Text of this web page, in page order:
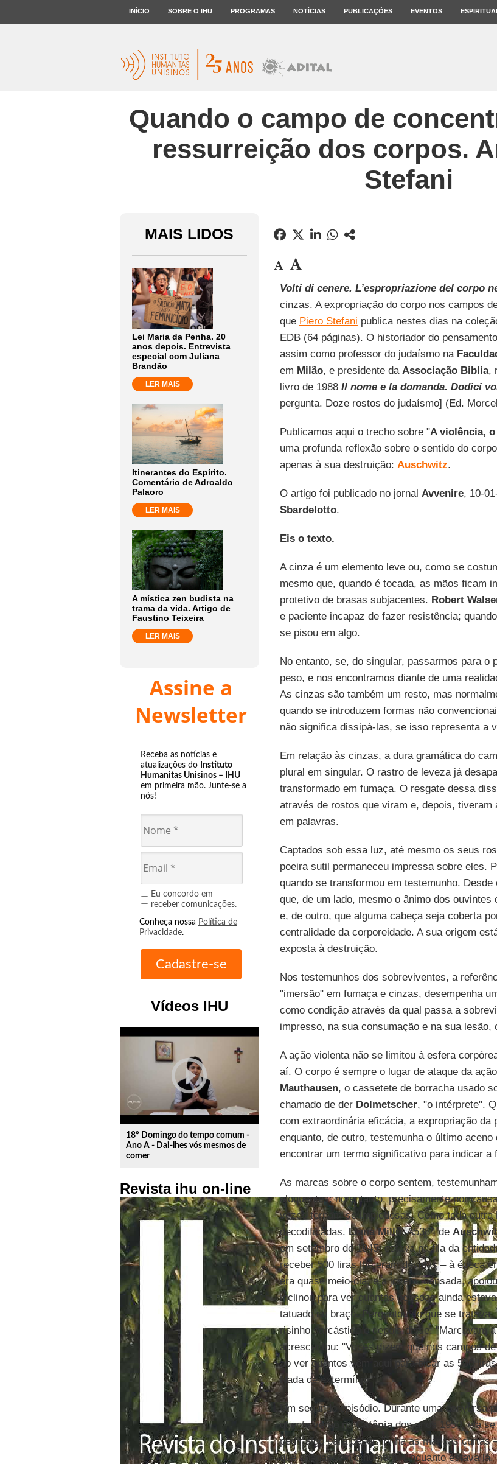
INÍCIO SOBRE O IHU PROGRAMAS NOTÍCIAS PUBLICAÇÕES EVENTOS
Quando o campo de
ressurreição dos corpos.
Stefani
MAIS LIDOS
Lei Maria da Penha. 20
anos depois. Entrevista
especial com Juliana
Brandão
LER MAIS
Itinerantes do Espírito.
Comentário de Adroaldo
Palaoro
LER MAIS
A mística zen budista na
trama da vida. Artigo de
Faustino Teixeira
LER MAIS
Assine a
Newsletter
Receba as notícias e
atualizações do Instituto
Humanitas Unisinos – IHU
em primeira mão. Junte-se a
nós!
Eu concordo em
receber comunicações.
Conheça nossa Política de
Privacidade.
Vídeos IHU
play_circle_outline
18º Domingo do tempo comum -
Ano A - Dai-lhes vós mesmos de
comer
Revista ihu on-line
Volti di cenere. L’espropriazione del corpo
cinzas. A expropriação do corpo nos campos
que Piero Stefani publica nestes dias na
EDB (64 páginas). O historiador do
assim como professor do judaísmo na
em Milão, e presidente da Associação Biblia,
livro de 1988 Il nome e la domanda. Dodici
pergunta. Doze rostos do judaísmo] (Ed.
Publicamos aqui o trecho sobre "A violência,
uma profunda reflexão sobre o sentido do
apenas à sua destruição: Auschwitz.
O artigo foi publicado no jornal Avvenire, 10-
Sbardelotto.
Eis o texto.
A cinza é um elemento leve ou, como se
mesmo que, quando é tocada, as mãos ficam
protetivo de brasas subjacentes. Robert
e paciente incapaz de fazer resistência;
se pisou em algo.
No entanto, se, do singular, passarmos para o
peso, e nos encontramos diante de uma
As cinzas são também um resto, mas
quando se introduzem formas não
não significa dissipá-las, se isso representa a
Em relação às cinzas, a dura gramática do
plural em singular. O rastro de leveza já
transformado em fumaça. O resgate dessa
através de rostos que viram e, depois,
em palavras.
Captados sob essa luz, até mesmo os seus
poeira sutil permaneceu impressa sobre eles.
quando se transformou em testemunho.
que, de um lado, mesmo o ânimo dos
e, de outro, que alguma cabeça seja coberta
centralidade da corporeidade. A sua origem
exposta à destruição.
Nos testemunhos dos sobreviventes, a
"imersão" em fumaça e cinzas, desempenha
como condição através da qual passa a
impresso, na sua consumação e na sua lesão,
A ação violenta não se limitou à esfera
aí. O corpo é sempre o lugar de ataque da
Mauthausen, o cassetete de borracha usado
chamado de der Dolmetscher, "o intérprete".
com extraordinária eficácia, a expropriação
enquanto, de outro, testemunha o último
encontrar um termo significativo para indicar a
As marcas sobre o corpo sentem,
eloquentes; no entanto, precisamente por
vezes tornam-se impiedosas. Como toda
decodificadas. Liana Millu, A5384 de
em setembro de 1945, estava na fila da
receber 500 liras lhe eram devidas – à época
era quase meio-dia, e a jovem, cansada,
inclinou para ver quantas pessoas ainda
tatuado no braço. Perguntou do que se
risinho sarcástico e depois disse: "Marcavam
acrescentou: "Vocês dizem que nos campos
ao ver quantos vêm aqui para bicar as 500
Nada de extermínio!".
Um segundo episódio. Durante uma conversa
quente verão naCatâniados anos 1950, ela
pedir algo para beber. Tinha as mangas curtas
que apagassem o número. Enquanto estava